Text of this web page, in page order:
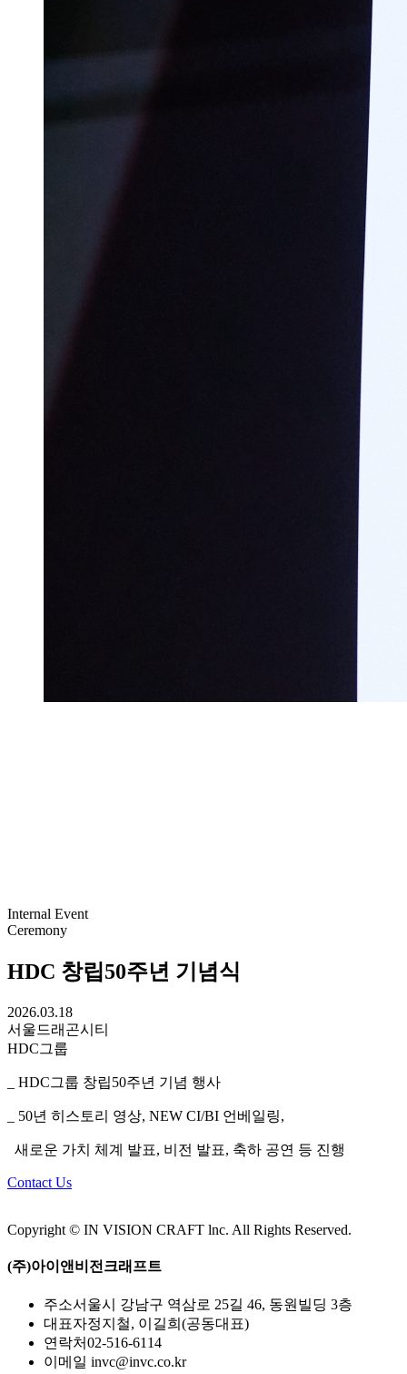
Internal Event
Ceremony
HDC 창립50주년 기념식
2026.03.18
서울드래곤시티
HDC그룹
_ HDC그룹 창립50주년 기념 행사
_ 50년 히스토리 영상, NEW CI/BI 언베일링,
새로운 가치 체계 발표, 비전 발표, 축하 공연 등 진행
Contact Us
Copyright © IN VISION CRAFT lnc. All Rights Reserved.
(주)아이앤비전크래프트
주소서울시 강남구 역삼로 25길 46, 동원빌딩 3층
대표자정지철, 이길희(공동대표)
연락처02-516-6114
이메일 invc@invc.co.kr